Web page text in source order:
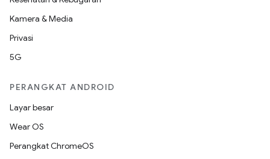
Kamera & Media
Privasi
5G
PERANGKAT ANDROID
Layar besar
Wear OS
Perangkat ChromeOS